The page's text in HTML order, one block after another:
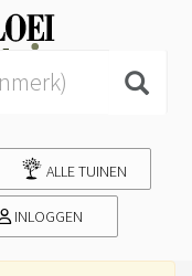
ALLE TUINEN
INLOGGEN